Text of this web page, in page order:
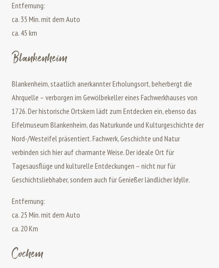
Entfernung:
ca. 35 Min. mit dem Auto
ca. 45 km
Blankenheim
Blankenheim, staatlich anerkannter Erholungsort, beherbergt die
Ahrquelle – verborgen im Gewölbekeller eines Fachwerkhauses von
1726. Der historische Ortskern lädt zum Entdecken ein, ebenso das
Eifelmuseum Blankenheim, das Naturkunde und Kulturgeschichte der
Nord-/Westeifel präsentiert. Fachwerk, Geschichte und Natur
verbinden sich hier auf charmante Weise. Der ideale Ort für
Tagesausflüge und kulturelle Entdeckungen – nicht nur für
Geschichtsliebhaber, sondern auch für Genießer ländlicher Idylle.
Entfernung:
ca. 25 Min. mit dem Auto
ca. 20 Km
Cochem